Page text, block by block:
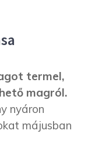
termel,
magról.
nyáron
májusban